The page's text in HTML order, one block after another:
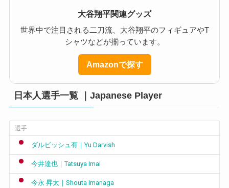
大谷翔平関連グッズ
世界中で注目される二刀流、大谷翔平のフィギュアやT
シャツなどが揃っています。
Amazonで探す
日本人選手一覧 ｜Japanese Player
選手
ダルビッシュ有｜Yu Darvish
今井達也｜Tatsuya Imai
今永 昇太｜Shouta Imanaga